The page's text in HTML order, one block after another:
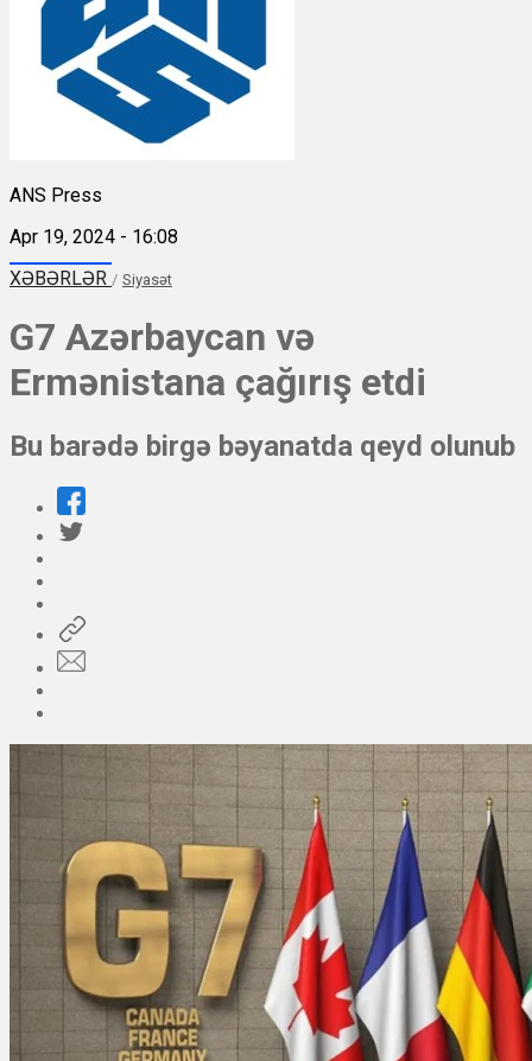
ANS Press
Apr 19, 2024 - 16:08
XƏBƏRLƏR / Siyasət
G7 Azərbaycan və
Ermənistana çağırış etdi
Bu barədə birgə bəyanatda qeyd olunub